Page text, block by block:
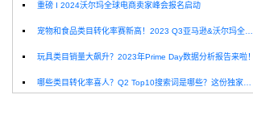
重磅 I 2024沃尔玛全球电商卖家峰会报名启动
宠物和食品类目转化率赛新高！2023 Q3亚马逊&沃尔玛全球电商CPC数据发布！
玩具类目销量大飙升？2023年Prime Day数据分析报告来啦！
哪些类目转化率喜人？Q2 Top10搜索词是哪些？这份独家报告来解答！